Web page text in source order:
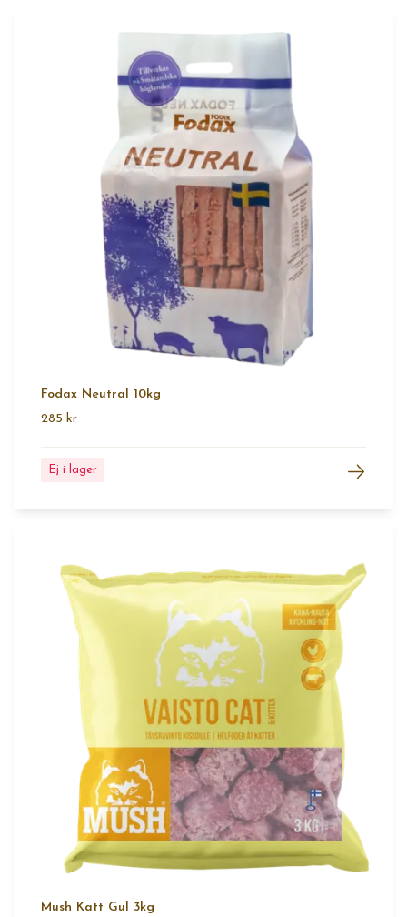
Fodax Neutral 10kg
285 kr
Ej i lager
Mush Katt Gul 3kg